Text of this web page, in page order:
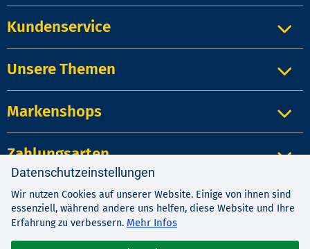
Kundenservice
Unsere Themen
Markenshops
Zahlungsarten
Impressum| Kontakt| Datenschutz
| Widerrufsrecht
Datenschutzeinstellungen
Wir nutzen Cookies auf unserer Website. Einige von ihnen sind
essenziell, während andere uns helfen, diese Website und Ihre
Erfahrung zu verbessern. Mehr Infos